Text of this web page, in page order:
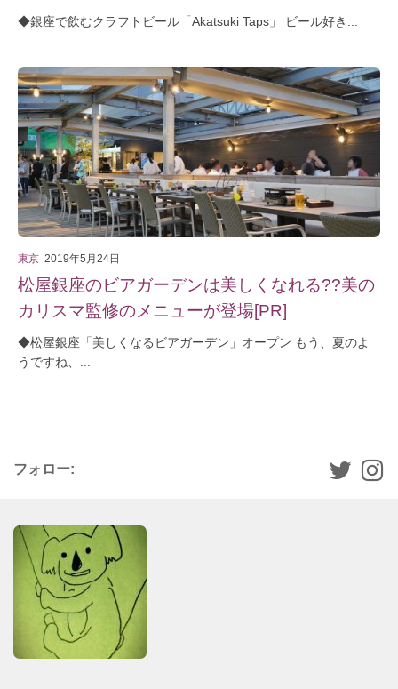
◆銀座で飲むクラフトビール「Akatsuki Taps」 ビール好き...
東京 2019年5月24日
松屋銀座のビアガーデンは美しくなれる??美の
カリスマ監修のメニューが登場[PR]
◆松屋銀座「美しくなるビアガーデン」オープン もう、夏のよ
うですね、...
フォロー: